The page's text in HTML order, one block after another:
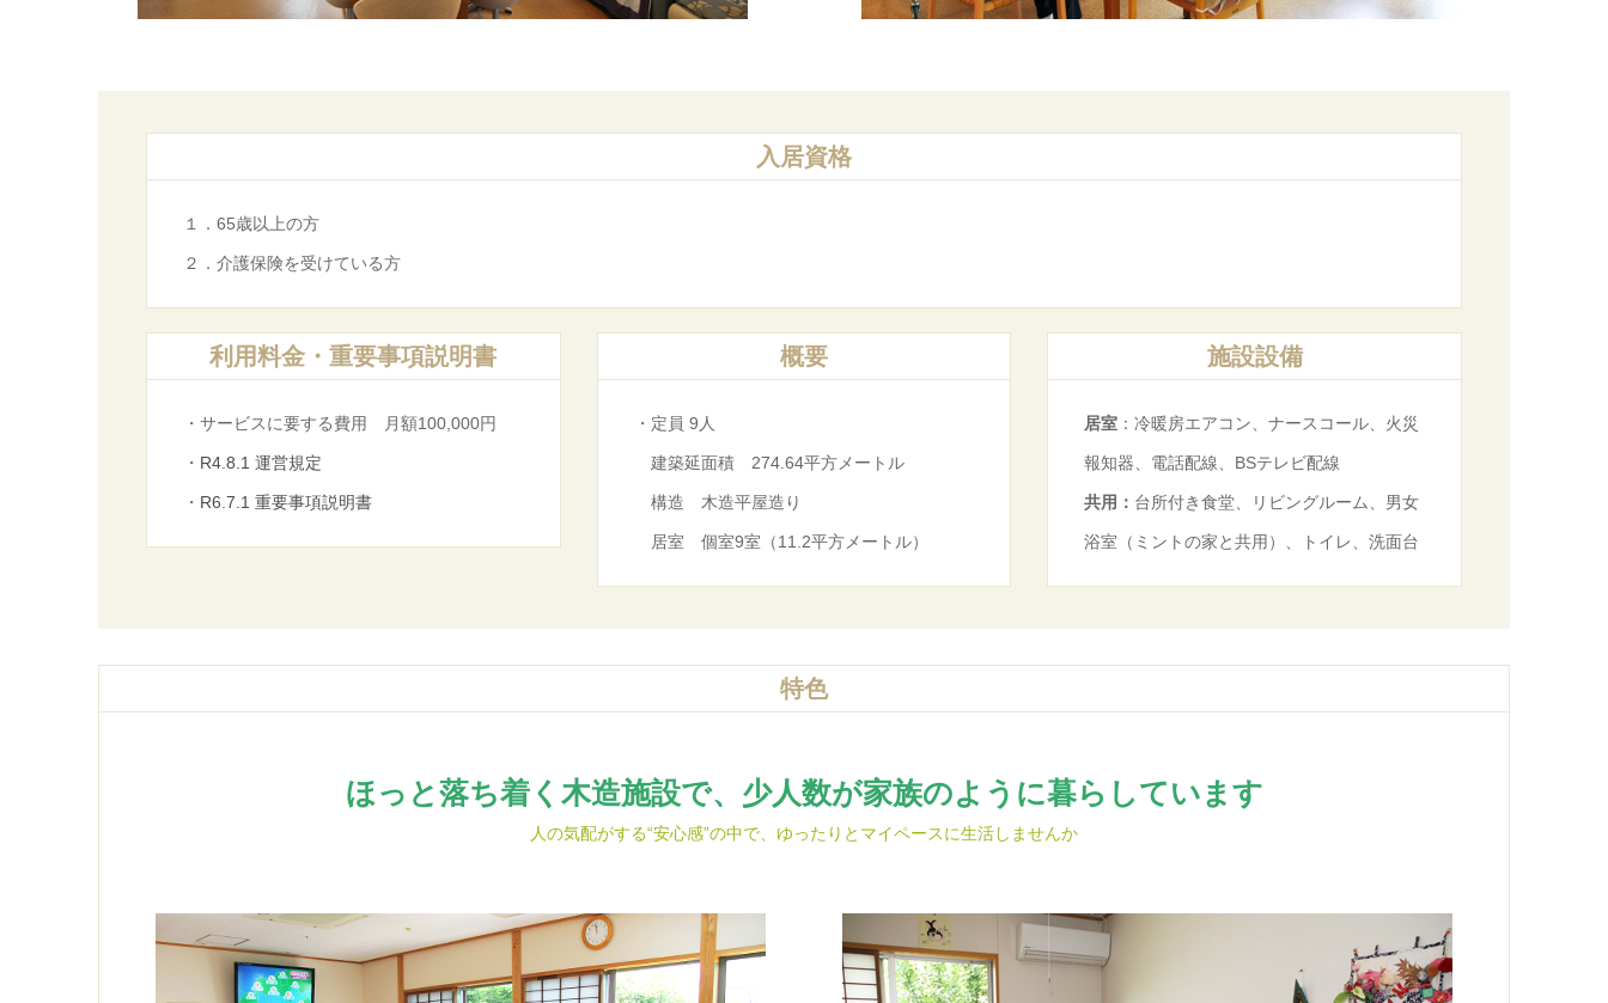
入居資格
１．65歳以上の方
２．介護保険を受けている方
利用料金・重要事項説明書
・サービスに要する費用 月額100,000円
・ R4.8.1 運営規定
・ R6.7.1 重要事項説明書
概要
・定員 9人
建築延面積 274.64平方メートル
構造 木造平屋造り
居室 個室9室（11.2平方メートル）
施設設備
居室 ：冷暖房エアコン、ナースコール、火災
報知器、電話配線、BSテレビ配線
共用： 台所付き食堂、リビングルーム、男女
浴室（ミントの家と共用）、トイレ、洗面台
特色
ほっと落ち着く木造施設で、少人数が家族のように暮らしています
人の気配がする“安心感”の中で、ゆったりとマイペースに生活しませんか